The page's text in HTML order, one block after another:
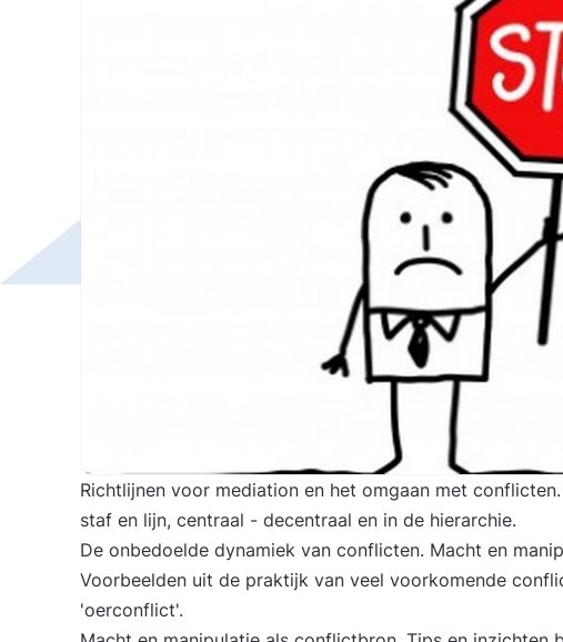
Richtlijnen voor mediation en het omgaan met
staf en lijn, centraal - decentraal en in de hierarchie.
De onbedoelde dynamiek van conflicten. Macht en
Voorbeelden uit de praktijk van veel voorkomende
'oerconflict'.